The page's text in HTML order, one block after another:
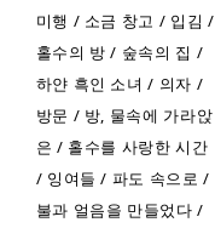
미행 / 소금 창고 / 입김 /
홀수의 방 / 숲속의 집 /
하얀 흑인 소녀 / 의자 /
방문 / 방, 물속에 가라앉
은 / 홀수를 사랑한 시간
/ 잉여들 / 파도 속으로 /
불과 얼음을 만들었다 /